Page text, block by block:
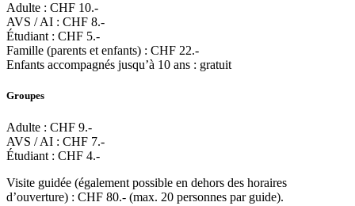
Adulte : CHF 10.-
AVS / AI : CHF 8.-
Étudiant : CHF 5.-
Famille (parents et enfants) : CHF 22.-
Enfants accompagnés jusqu’à 10 ans : gratuit
Groupes
Adulte : CHF 9.-
AVS / AI : CHF 7.-
Étudiant : CHF 4.-
Visite guidée (également possible en dehors des horaires
d’ouverture) : CHF 80.- (max. 20 personnes par guide).